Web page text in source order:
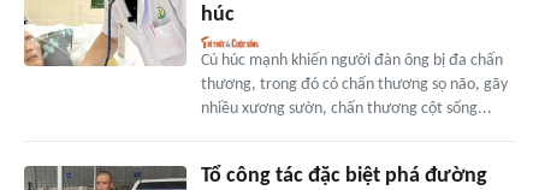
húc
Cú húc mạnh khiến người đàn ông bị đa chấn
thương, trong đó có chấn thương sọ não, gãy
nhiều xương sườn, chấn thương cột sống...
Tổ công tác đặc biệt phá đường